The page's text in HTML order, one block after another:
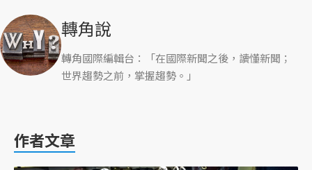
轉角說
轉角國際編輯台：「在國際新聞之後，讀懂新聞；
世界趨勢之前，掌握趨勢。」
作者文章